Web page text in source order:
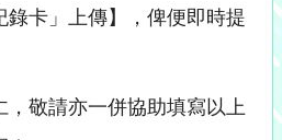
卡」上傳】，俾便即時提
，敬請亦一併協助填寫以上